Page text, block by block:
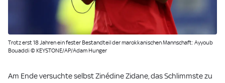
Trotz erst 18 Jahren ein fester Bestandteil der marokkanischen Mannschaft: Ayyoub
Bouaddi © KEYSTONE/AP/Adam Hunger
Am Ende versuchte selbst Zinédine Zidane, das Schlimmste zu